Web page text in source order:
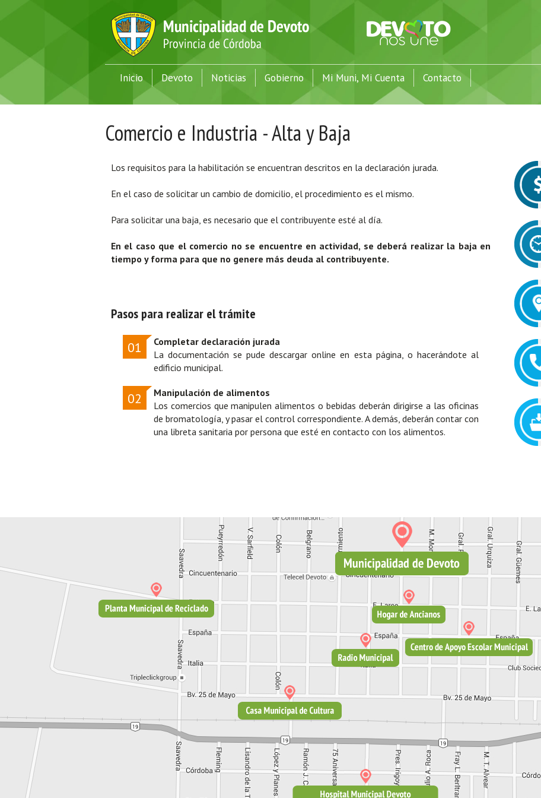
Inicio Devoto Noticias Gobierno Mi Muni, Mi Cuenta Contacto
Comercio e Industria - Alta y Baja
Los requisitos para la habilitación se encuentran descritos en la declaración jurada.
En el caso de solicitar un cambio de domicilio, el procedimiento es el mismo.
Para solicitar una baja, es necesario que el contribuyente esté al día.
En el caso que el comercio no se encuentre en actividad, se deberá realizar la baja en
tiempo y forma para que no genere más deuda al contribuyente.
Pasos para realizar el trámite
01
Completar declaración jurada
La documentación se pude descargar online en esta página, o hacerándote al
edificio municipal.
02
Manipulación de alimentos
Los comercios que manipulen alimentos o bebidas deberán dirigirse a las oficinas
de bromatología, y pasar el control correspondiente. A demás, deberán contar con
una libreta sanitaria por persona que esté en contacto con los alimentos.